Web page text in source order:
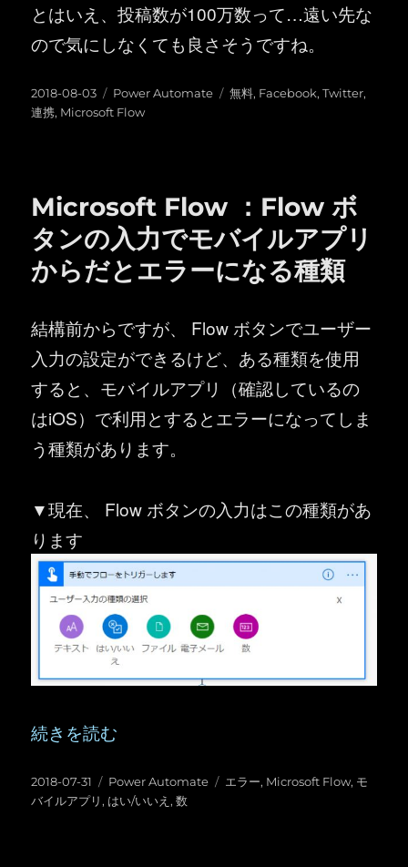
とはいえ、投稿数が100万数って…遠い先な
ので気にしなくても良さそうですね。
投
稿
2018-08-03
カ
テ
Power Automate
タ
無料, Facebook,Twitter,
連携, Microsoft Flow
Microsoft Flow ：Flow ボ
タンの入力でモバイルアプリ
からだとエラーになる種類
結構前からですが、 Flow ボタンでユーザー
入力の設定ができるけど、ある種類を使用
すると、モバイルアプリ（確認しているの
はiOS）で利用とするとエラーになってしま
う種類があります。
▼現在、 Flow ボタンの入力はこの種類があ
ります
“Microsoft Flow ：Flow ボタンの入力でモバイ
続きを読む
投
稿
2018-07-31
カ
テ
Power Automate
タ
エラー, Microsoft Flow, モ
バイルアプリ , はい/いいえ ,数